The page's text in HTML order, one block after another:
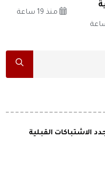
منذ 19 ساعة
الاشتباكات القبلية